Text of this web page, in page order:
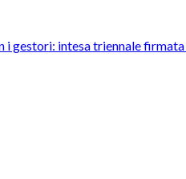
i gestori: intesa triennale